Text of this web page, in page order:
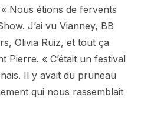
Nous étions de fervents
J’ai vu Vianney, BB
Olivia Ruiz, et tout ça
Pierre. « C’était un festival
Il y avait du pruneau
qui nous rassemblait